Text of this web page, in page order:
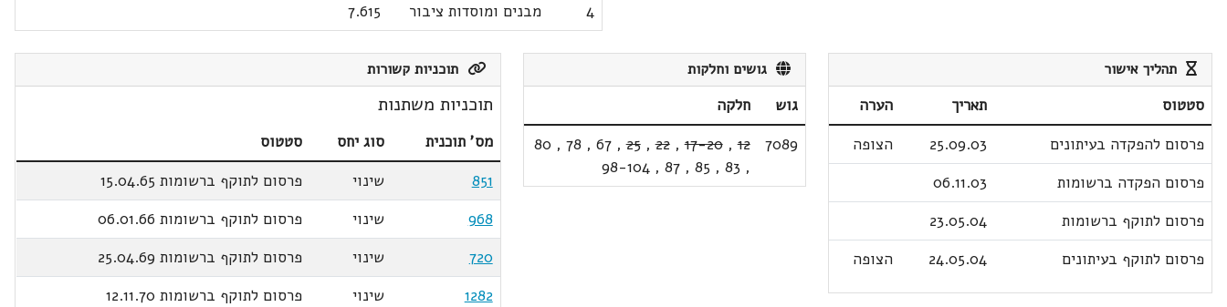
4
מבנים ומוסדות ציבור 7.615
תהליך אישור
סטטוס תאריך
הערה
פרסום להפקדה בעיתונים
25.09.03
הצופה
פרסום הפקדה ברשומות
06.11.03
פרסום לתוקף ברשומות
23.05.04
פרסום לתוקף בעיתונים
24.05.04 הצופה
גושים וחלקות
גוש
חלקה
7089
12
,
17-20
,
22
,
25
,
67
,
78
,
80
,
83
,
85
,
87
,
98-104
תוכניות קשורות
תוכניות משתנות
מס' תוכנית סוג יחס
סטטוס
851
שינוי
פרסום לתוקף ברשומות 15.04.65
968
שינוי
פרסום לתוקף ברשומות 06.01.66
720
שינוי
פרסום לתוקף ברשומות 25.04.69
1282
שינוי
פרסום לתוקף ברשומות 12.11.70